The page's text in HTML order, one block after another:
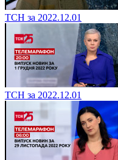
ТСН за 2022.12.01
ТСН за 2022.12.01